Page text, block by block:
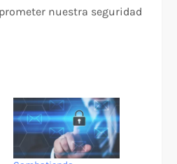
nuestra seguridad